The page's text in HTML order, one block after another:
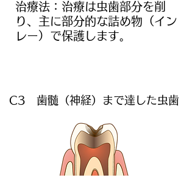
治療法：治療は虫歯部分を削
り、主に部分的な詰め物（イン
レー）で保護します。
C3 歯髄（神経）まで達した虫歯